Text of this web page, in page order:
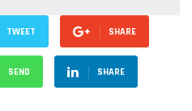
TWEET SHARE
SEND SHARE